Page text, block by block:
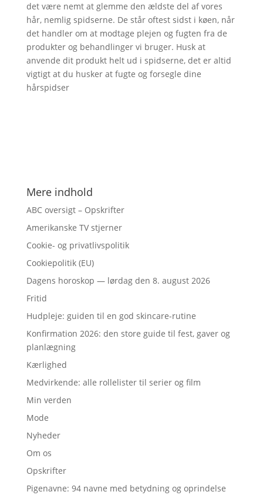
det være nemt at glemme den ældste del af vores
hår, nemlig spidserne. De står oftest sidst i køen, når
det handler om at modtage plejen og fugten fra de
produkter og behandlinger vi bruger. Husk at
anvende dit produkt helt ud i spidserne, det er altid
vigtigt at du husker at fugte og forsegle dine
hårspidser
Mere indhold
ABC oversigt – Opskrifter
Amerikanske TV stjerner
Cookie- og privatlivspolitik
Cookiepolitik (EU)
Dagens horoskop — lørdag den 8. august 2026
Fritid
Hudpleje: guiden til en god skincare-rutine
Konfirmation 2026: den store guide til fest, gaver og
planlægning
Kærlighed
Medvirkende: alle rollelister til serier og film
Min verden
Mode
Nyheder
Om os
Opskrifter
Pigenavne: 94 navne med betydning og oprindelse